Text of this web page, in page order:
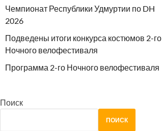
Чемпионат Республики Удмуртии по DH
2026
Подведены итоги конкурса костюмов 2-го
Ночного велофестиваля
Программа 2-го Ночного велофестиваля
Поиск
ПОИСК